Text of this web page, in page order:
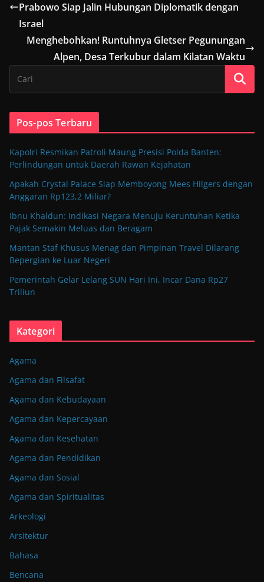
Prabowo Siap Jalin Hubungan Diplomatik dengan
Israel
Menghebohkan! Runtuhnya Gletser Pegunungan
Alpen, Desa Terkubur dalam Kilatan Waktu
Pos-pos Terbaru
Kapolri Resmikan Patroli Maung Presisi Polda Banten:
Perlindungan untuk Daerah Rawan Kejahatan
Apakah Crystal Palace Siap Memboyong Mees Hilgers dengan
Anggaran Rp123,2 Miliar?
Ibnu Khaldun: Indikasi Negara Menuju Keruntuhan Ketika
Pajak Semakin Meluas dan Beragam
Mantan Staf Khusus Menag dan Pimpinan Travel Dilarang
Bepergian ke Luar Negeri
Pemerintah Gelar Lelang SUN Hari Ini, Incar Dana Rp27
Triliun
Kategori
Agama
Agama dan Filsafat
Agama dan Kebudayaan
Agama dan Kepercayaan
Agama dan Kesehatan
Agama dan Pendidikan
Agama dan Sosial
Agama dan Spiritualitas
Arkeologi
Arsitektur
Bahasa
Bencana